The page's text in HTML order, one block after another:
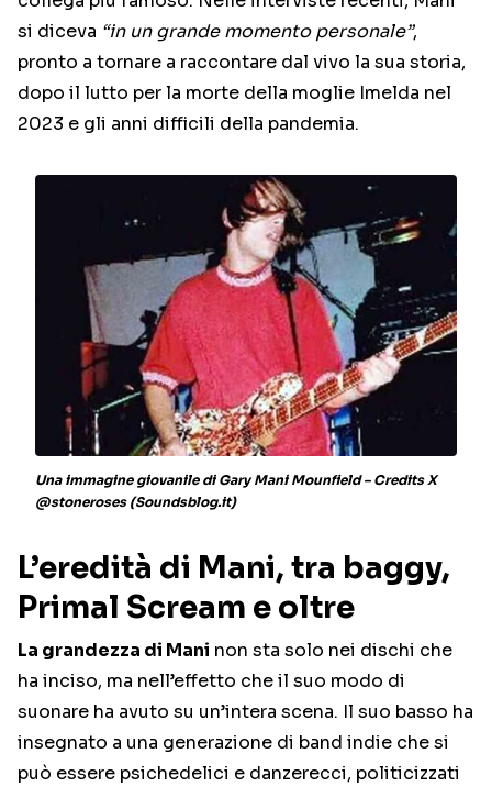
si diceva “in un grande momento personale”,
pronto a tornare a raccontare dal vivo la sua storia,
dopo il lutto per la morte della moglie Imelda nel
2023 e gli anni difficili della pandemia.
Una immagine giovanile di Gary Mani Mounfield – Credits X
@stoneroses (Soundsblog.it)
L’eredità di Mani, tra baggy,
Primal Scream e oltre
La grandezza di Mani non sta solo nei dischi che
ha inciso, ma nell’effetto che il suo modo di
suonare ha avuto su un’intera scena. Il suo basso ha
insegnato a una generazione di band indie che si
può essere psichedelici e danzerecci, politicizzati